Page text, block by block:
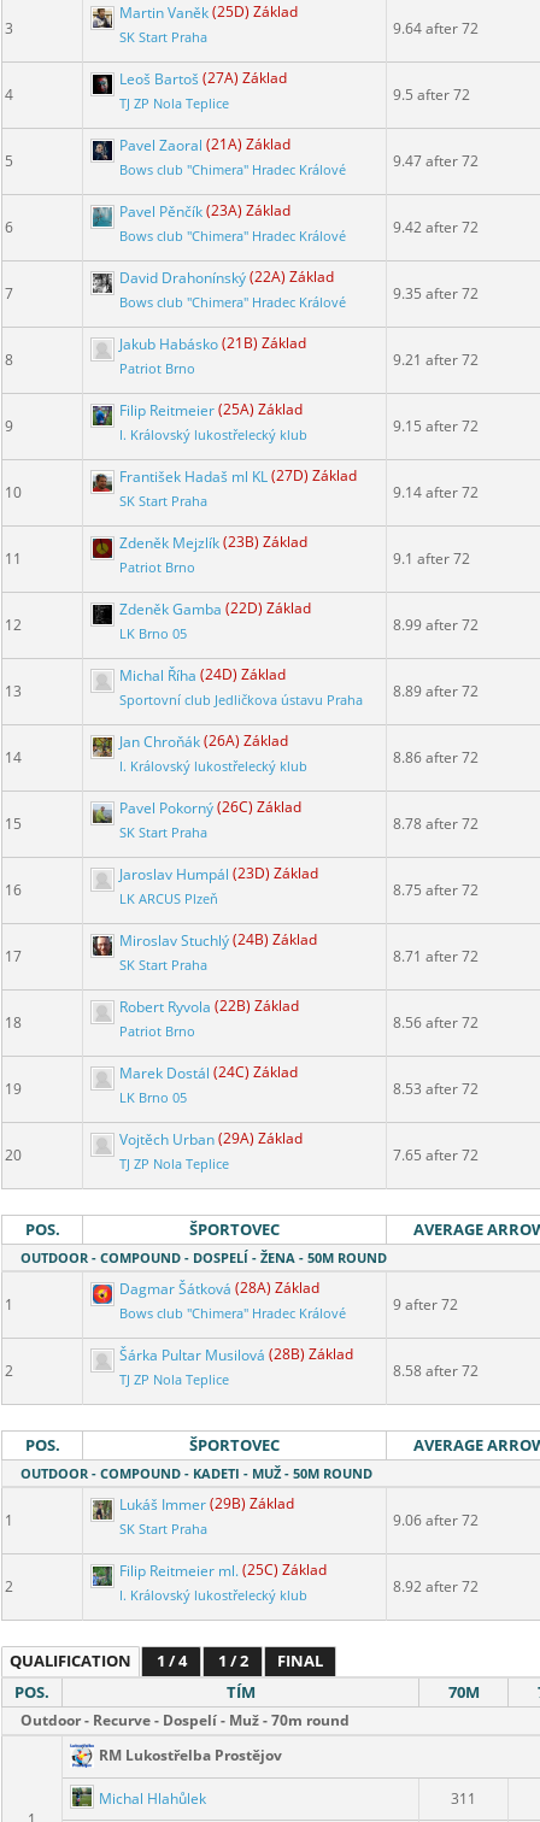
3
Martin Vaněk(25D) Základ
SK Start Praha 9.64 after 72
4
Leoš Bartoš (27A) Základ
TJ ZP Nola Teplice 9.5 after 72
5
Pavel Zaoral (21A) Základ
Bows club "Chimera" Hradec Králové 9.47 after 72
6
Pavel Pěnčík(23A) Základ
Bows club "Chimera" Hradec Králové 9.42 after 72
7
David Drahonínský(22A) Základ
Bows club "Chimera" Hradec Králové 9.35 after 72
8
Jakub Habásko(21B) Základ
Patriot Brno 9.21 after 72
9
Filip Reitmeier(25A) Základ
I. Královský lukostřelecký klub 9.15 after 72
10
František Hadaš ml KL(27D) Základ
SK Start Praha 9.14 after 72
11
Zdeněk Mejzlík(23B) Základ
Patriot Brno 9.1 after 72
12
Zdeněk Gamba (22D) Základ
LK Brno 05 8.99 after 72
13
Michal Říha (24D) Základ
Sportovní club Jedličkova ústavu Praha 8.89 after 72
14
Jan Chroňák(26A) Základ
I. Královský lukostřelecký klub 8.86 after 72
15
Pavel Pokorný(26C) Základ
SK Start Praha 8.78 after 72
16
Jaroslav Humpál (23D) Základ
LK ARCUS Plzeň 8.75 after 72
17
Miroslav Stuchlý(24B) Základ
SK Start Praha 8.71 after 72
18
Robert Ryvola (22B) Základ
Patriot Brno 8.56 after 72
19
Marek Dostál (24C) Základ
LK Brno 05 8.53 after 72
20
Vojtěch Urban(29A) Základ
TJ ZP Nola Teplice 7.65 after 72
POS. ŠPORTOVEC AVERAGE
OUTDOOR - COMPOUND - DOSPELÍ - ŽENA - 50M ROUND
1
Dagmar Šátková (28A) Základ
Bows club "Chimera" Hradec Králové 9 after 72
2
Šárka Pultar Musilová (28B) Základ
TJ ZP Nola Teplice 8.58 after 72
POS. ŠPORTOVEC AVERAGE
OUTDOOR - COMPOUND - KADETI - MUŽ - 50M ROUND
1
Lukáš Immer(29B) Základ
SK Start Praha 9.06 after 72
2
Filip Reitmeier ml.(25C) Základ
I. Královský lukostřelecký klub 8.92 after 72
QUALIFICATION 1 / 4 1 / 2
FINAL
POS.
TÍM 70M
Outdoor - Recurve - Dospelí - Muž - 70m round
RM Lukostřelba Prostějov
Michal Hlahůlek 311